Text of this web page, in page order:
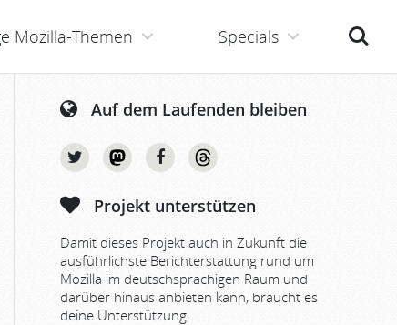
Mozilla-Themen Specials Suche
Auf dem Laufenden bleiben
Projekt unterstützen
Damit dieses Projekt auch in Zukunft die
ausführlichste Berichterstattung rund um
Mozilla im deutschsprachigen Raum und
darüber hinaus anbieten kann, braucht es
deine Unterstützung.